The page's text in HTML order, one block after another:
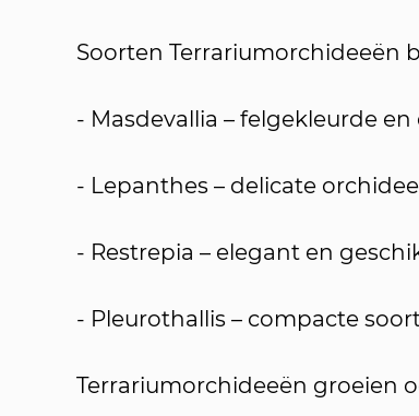
Soorten Terrariumorchideeën
- Masdevallia – felgekleurde
- Lepanthes – delicate
- Restrepia – elegant en
- Pleurothallis – compacte
Terrariumorchideeën groeien